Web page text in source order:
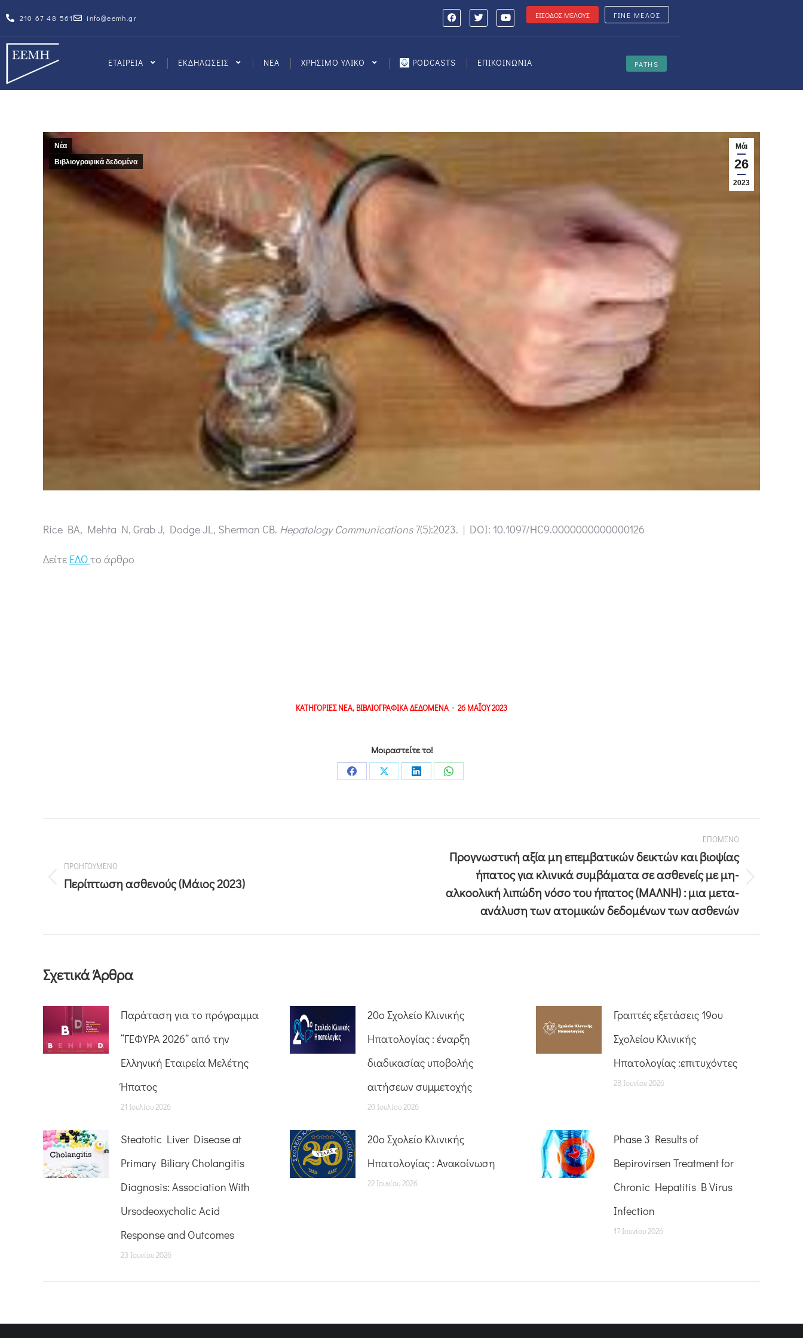
210 67 48 561 info@eemh.gr ΕΙΣΟΔΟΣ ΜΕΛΟΥΣ ΓΙΝΕ ΜΕΛΟΣ
ΕΤΑΙΡΕΙΑ ΕΚΔΗΛΩΣΕΙΣ ΝΕΑ ΧΡΗΣΙΜΟ ΥΛΙΚΟ PODCASTS ΕΠΙΚΟΙΝΩΝΙΑ PATHS
Μάι
26
2023
Νέα
Βιβλιογραφικά δεδομένα
Rice BA, Mehta N, Grab J, Dodge JL, Sherman CB. Hepatology Communications7(5):2023. | DOI: 10.1097/HC9.0000000000000126
Δείτε ΕΔΩτο άρθρο
ΚΑΤΗΓΟΡΙΕΣΝΕΑ, ΒΙΒΛΙΟΓΡΑΦΙΚΑ ΔΕΔΟΜΕΝΑ 26 ΜΑΪΟΥ 2023
Μοιραστείτε το!
ΠΡΟΗΓΟΥΜΕΝΟ
Περίπτωση ασθενούς (Μάιος 2023)
ΕΠΟΜΕΝΟ
Προγνωστική αξία μη επεμβατικών δεικτών και βιοψίας
ήπατος για κλινικά συμβάματα σε ασθενείς με μη-
αλκοολική λιπώδη νόσο του ήπατος (ΜΑΛΝΗ) : μια μετα-
ανάλυση των ατομικών δεδομένων των ασθενών
Σχετικά Άρθρα
Παράταση για το πρόγραμμα
“ΓΕΦΥΡΑ 2026” από την
Ελληνική Εταιρεία Μελέτης
Ήπατος
21 Ιουλίου 2026
20o Σχολείο Κλινικής
Ηπατολογίας : έναρξη
διαδικασίας υποβολής
αιτήσεων συμμετοχής
20 Ιουλίου 2026
Γραπτές εξετάσεις 19ου
Σχολείου Κλινικής
Ηπατολογίας :επιτυχόντες
28 Ιουνίου 2026
Steatotic Liver Disease at
Primary Biliary Cholangitis
Diagnosis: Association With
Ursodeoxycholic Acid
Response and Outcomes
23 Ιουνίου 2026
20o Σχολείο Κλινικής
Ηπατολογίας : Ανακοίνωση
22 Ιουνίου 2026
Phase 3 Results of
Bepirovirsen Treatment for
Chronic Hepatitis B Virus
Infection
17 Ιουνίου 2026